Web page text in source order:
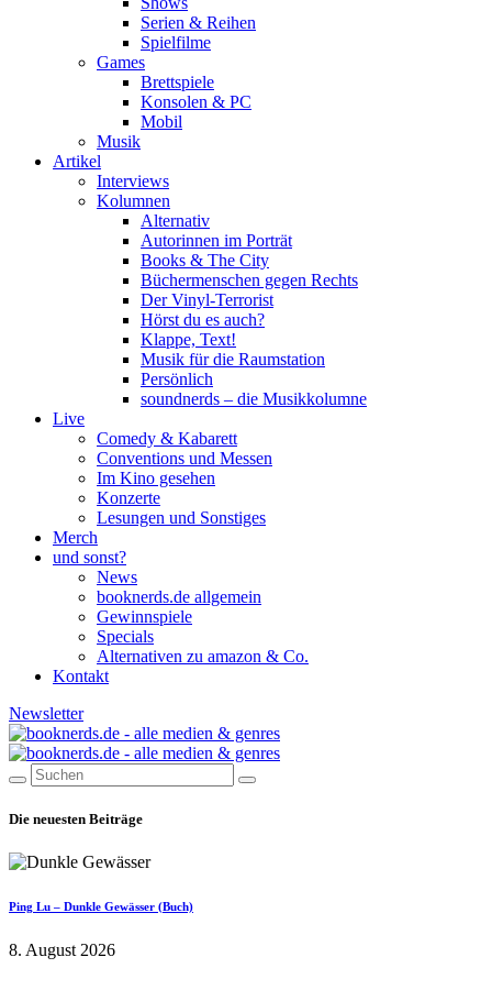
Serien & Reihen
Spielfilme
Games
Brettspiele
Konsolen & PC
Mobil
Musik
Artikel
Interviews
Kolumnen
Alternativ
Autorinnen im Porträt
Books & The City
Büchermenschen gegen Rechts
Der Vinyl-Terrorist
Hörst du es auch?
Klappe, Text!
Musik für die Raumstation
Persönlich
soundnerds – die Musikkolumne
Live
Comedy & Kabarett
Conventions und Messen
Im Kino gesehen
Konzerte
Lesungen und Sonstiges
Merch
und sonst?
News
booknerds.de allgemein
Gewinnspiele
Specials
Alternativen zu amazon & Co.
Kontakt
Newsletter
Die neuesten Beiträge
Ping Lu – Dunkle Gewässer (Buch)
8. August 2026